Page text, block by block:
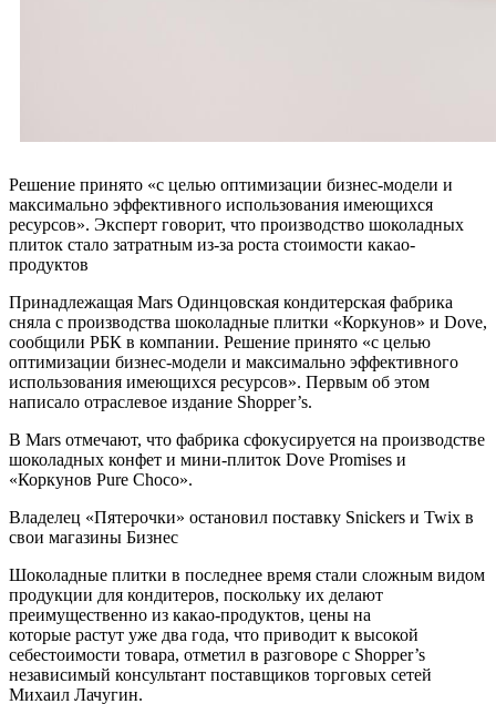
Решение принято «с целью оптимизации бизнес-модели и
максимально эффективного использования имеющихся
ресурсов». Эксперт говорит, что производство шоколадных
плиток стало затратным из-за роста стоимости какао-
продуктов
Принадлежащая Mars Одинцовская кондитерская фабрика
сняла с производства шоколадные плитки «Коркунов» и Dove,
сообщили РБК в компании. Решение принято «с целью
оптимизации бизнес-модели и максимально эффективного
использования имеющихся ресурсов». Первым об этом
написало отраслевое издание Shopper’s.
В Mars отмечают, что фабрика сфокусируется на производстве
шоколадных конфет и мини-плиток Dove Promises и
«Коркунов Pure Choco».
Владелец «Пятерочки» остановил поставку Snickers и Twix в
свои магазины Бизнес
Шоколадные плитки в последнее время стали сложным видом
продукции для кондитеров, поскольку их делают
преимущественно из какао-продуктов, цены на
которые растут уже два года, что приводит к высокой
себестоимости товара, отметил в разговоре с Shopper’s
независимый консультант поставщиков торговых сетей
Михаил Лачугин.